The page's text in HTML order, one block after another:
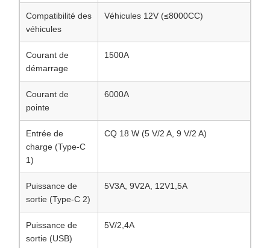
Compatibilité des
véhicules
Véhicules 12V (≤8000CC)
Courant de
démarrage
1500A
Courant de
pointe
6000A
Entrée de
charge (Type-C
1)
CQ 18 W (5 V/2 A, 9 V/2 A)
Puissance de
sortie (Type-C 2)
5V3A, 9V2A, 12V1,5A
Puissance de
sortie (USB)
5V/2,4A